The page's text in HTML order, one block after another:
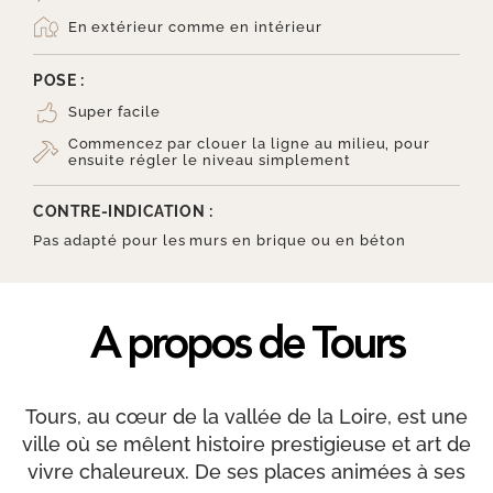
En extérieur comme en intérieur
POSE :
Super facile
Commencez par clouer la ligne au milieu, pour
ensuite régler le niveau simplement
CONTRE-INDICATION :
Pas adapté pour les murs en brique ou en béton
A propos de Tours
Tours, au cœur de la vallée de la Loire, est une
ville où se mêlent histoire prestigieuse et art de
vivre chaleureux. De ses places animées à ses